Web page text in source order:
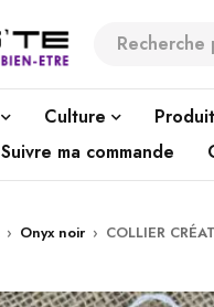
Culture
Suivre ma commande
› Onyx noir › COLLIER